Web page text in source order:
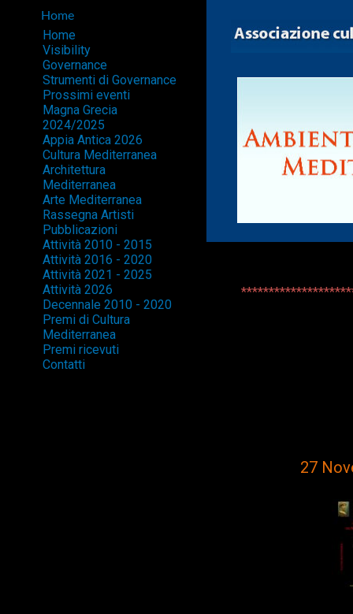
Home
Home
Visibility
Governance
Strumenti di Governance
Prossimi eventi
Magna Grecia
2024/2025
Appia Antica 2026
Cultura Mediterranea
Architettura
Mediterranea
Arte Mediterranea
Rassegna Artisti
Pubblicazioni
Attività 2010 - 2015
Attività 2016 - 2020
Attività 2021 - 2025
Attività 2026
Decennale 2010 - 2020
Premi di Cultura
Mediterranea
Premi ricevuti
Contatti
27